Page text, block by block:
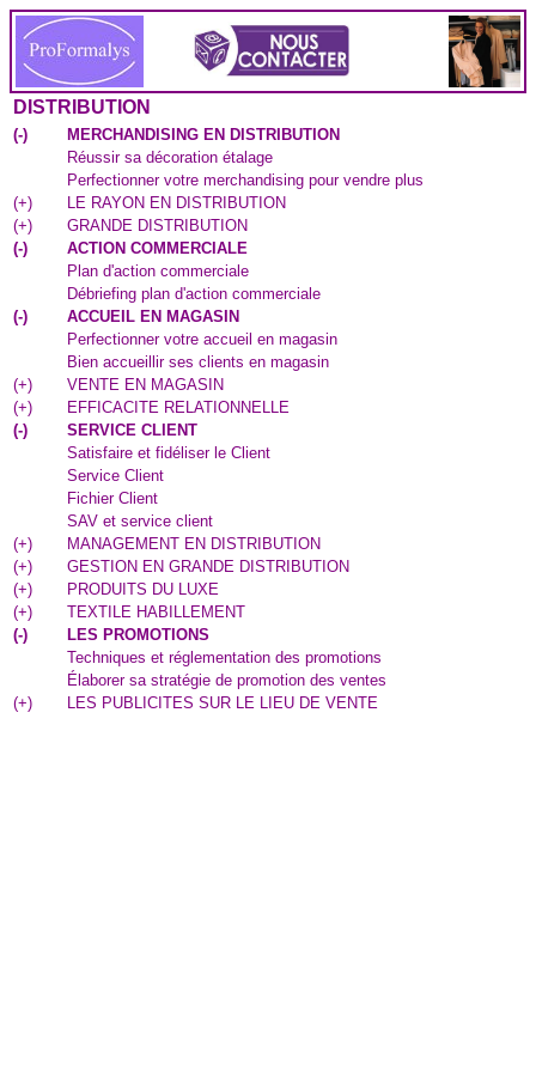
DISTRIBUTION
(-)
MERCHANDISING EN DISTRIBUTION
Réussir sa décoration étalage
Perfectionner votre merchandising pour vendre plus
(+)
LE RAYON EN DISTRIBUTION
(+)
GRANDE DISTRIBUTION
(-)
ACTION COMMERCIALE
Plan d'action commerciale
Débriefing plan d'action commerciale
(-)
ACCUEIL EN MAGASIN
Perfectionner votre accueil en magasin
Bien accueillir ses clients en magasin
(+)
VENTE EN MAGASIN
(+)
EFFICACITE RELATIONNELLE
(-)
SERVICE CLIENT
Satisfaire et fidéliser le Client
Service Client
Fichier Client
SAV et service client
(+)
MANAGEMENT EN DISTRIBUTION
(+)
GESTION EN GRANDE DISTRIBUTION
(+)
PRODUITS DU LUXE
(+)
TEXTILE HABILLEMENT
(-)
LES PROMOTIONS
Techniques et réglementation des promotions
Élaborer sa stratégie de promotion des ventes
(+) LES PUBLICITES SUR LE LIEU DE VENTE